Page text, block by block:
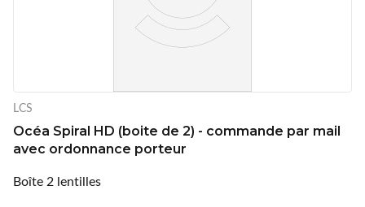
LCS
Océa Spiral HD (boite de 2) - commande par mail
avec ordonnance porteur
Boîte 2 lentilles